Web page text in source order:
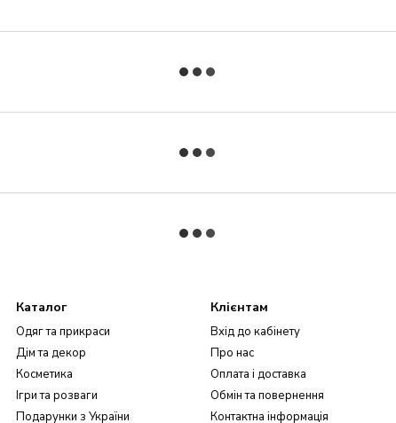
Каталог
Одяг та прикраси
Дім та декор
Косметика
Ігри та розваги
Подарунки з України
Клієнтам
Вхід до кабінету
Про нас
Оплата і доставка
Обмін та повернення
Контактна інформація